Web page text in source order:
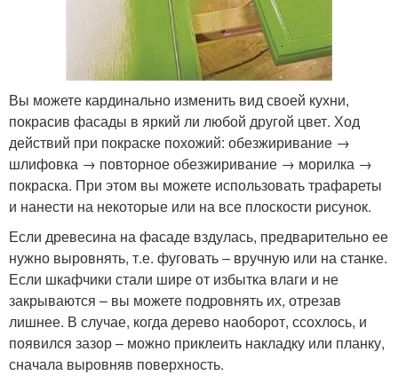
Вы можете кардинально изменить вид своей кухни,
покрасив фасады в яркий ли любой другой цвет. Ход
действий при покраске похожий: обезжиривание →
шлифовка → повторное обезжиривание → морилка →
покраска. При этом вы можете использовать трафареты
и нанести на некоторые или на все плоскости рисунок.
Если древесина на фасаде вздулась, предварительно ее
нужно выровнять, т.е. фуговать – вручную или на станке.
Если шкафчики стали шире от избытка влаги и не
закрываются – вы можете подровнять их, отрезав
лишнее. В случае, когда дерево наоборот, ссохлось, и
появился зазор – можно приклеить накладку или планку,
сначала выровняв поверхность.